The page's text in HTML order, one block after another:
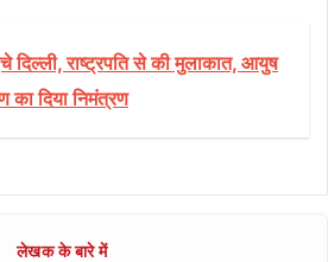
दिल्ली, राष्ट्रपति से की मुलाकात, आयुष
का दिया निमंत्रण